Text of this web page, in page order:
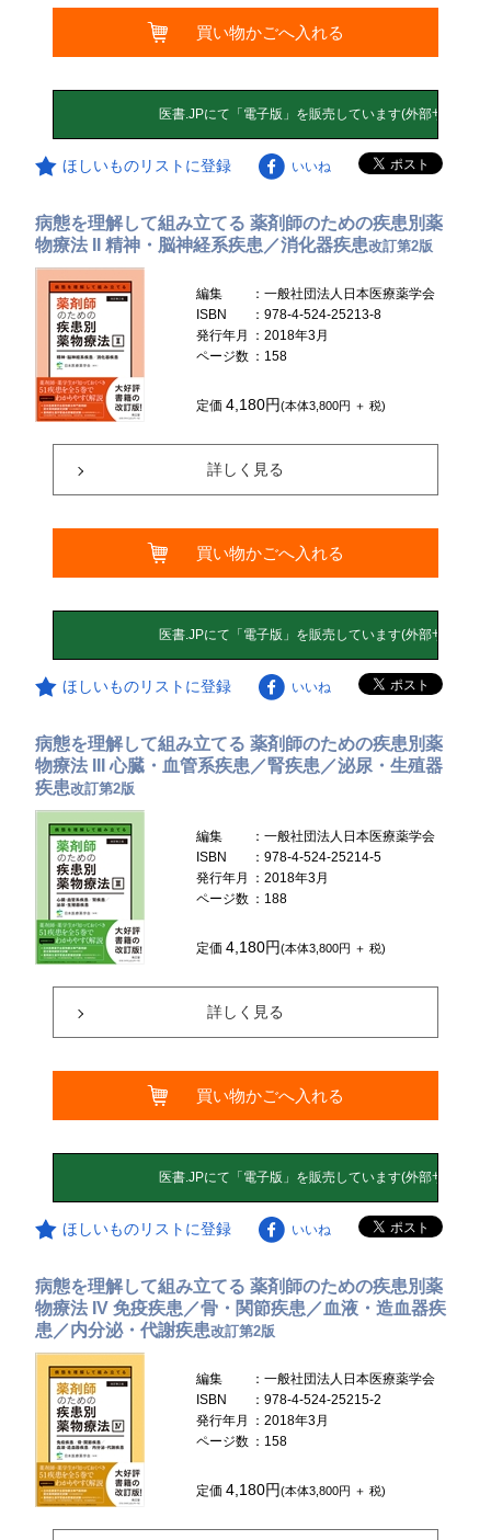
買い物かごへ入れる
ほしいものリストに登録 いいね
病態を理解して組み立てる 薬剤師のための疾患別薬
物療法 II 精神・脳神経系疾患／消化器疾患改訂第2版
編集
：一般社団法人日本医療薬学会
ISBN
：978-4-524-25213-8
発行年月
：2018年3月
ページ数 ：158
定価4,180円(本体3,800円 ＋ 税)
詳しく見る
買い物かごへ入れる
ほしいものリストに登録 いいね
病態を理解して組み立てる 薬剤師のための疾患別薬
物療法 III 心臓・血管系疾患／腎疾患／泌尿・生殖器
疾患改訂第2版
編集
：一般社団法人日本医療薬学会
ISBN
：978-4-524-25214-5
発行年月
：2018年3月
ページ数 ：188
定価4,180円(本体3,800円 ＋ 税)
詳しく見る
買い物かごへ入れる
ほしいものリストに登録 いいね
病態を理解して組み立てる 薬剤師のための疾患別薬
物療法 IV 免疫疾患／骨・関節疾患／血液・造血器疾
患／内分泌・代謝疾患改訂第2版
編集
：一般社団法人日本医療薬学会
ISBN
：978-4-524-25215-2
発行年月
：2018年3月
ページ数 ：158
定価4,180円(本体3,800円 ＋ 税)